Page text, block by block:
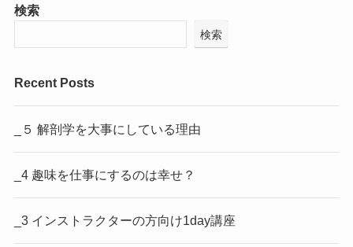
検索
検索
Recent Posts
_５ 解剖学を大事にしている理由
_4 趣味を仕事にするのは幸せ？
_3 インストラクターの方向け1day講座